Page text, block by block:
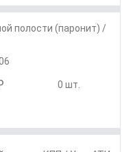
полости (паронит) /
0 шт.